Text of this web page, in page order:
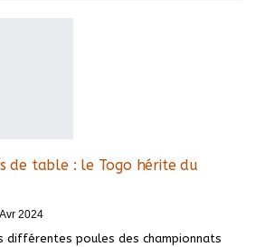
de table : le Togo hérite du
2024
différentes poules des championnats